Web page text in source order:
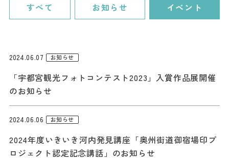
すべて お知らせ イベント
「宇都宮観光フォトコンテスト2023」入賞作品展開催
のお知らせ
2024.06.07 お知らせ
2024年度いきいき河内発見講座「奥州街道御宿場印プ
ロジェクト認定記念講話」のお知らせ
2024.06.06 お知らせ
はじめての宇都宮
宇都宮市民ライター
記事
子店
お得なチケット
撮影支援・